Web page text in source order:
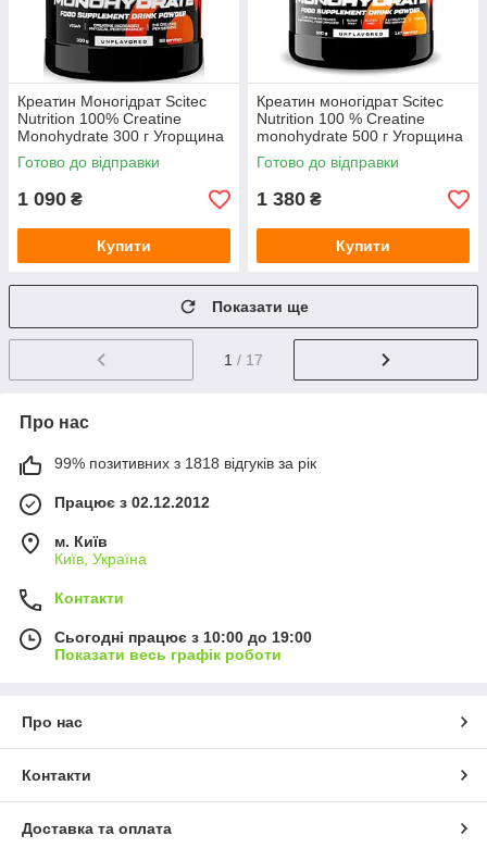
Креатин Моногідрат Scitec
Nutrition 100% Creatine
Monohydrate 300 г Угорщина
Готово до відправки
1 090 ₴
Купити
Креатин моногідрат Scitec
Nutrition 100 % Creatine
monohydrate 500 г Угорщина
Готово до відправки
1 380 ₴
Купити
Показати ще
1 / 17
Про нас
99% позитивних з 1818 відгуків за рік
Працює з 02.12.2012
м. Київ
Київ, Україна
Контакти
Сьогодні працює з 10:00 до 19:00
Показати весь графік роботи
Про нас
Контакти
Доставка та оплата